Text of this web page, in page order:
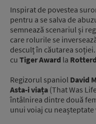
Inspirat de povestea
pentru a se salva de
semnează scenariul și
care rolurile se
desculț în căutarea
cu Tiger Award la
Regizorul spaniol David
Asta-i viața (That Was
întâlnirea dintre două
unui voiaj cu neașteptate